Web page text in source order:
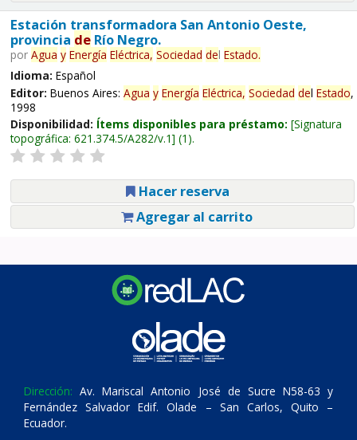
Estación transformadora San Antonio Oeste,
provincia deRío Negro.
por Agua y Energía Eléctrica, Sociedad del Estado.
Idioma: Español
Editor: Buenos Aires: Agua y Energía Eléctrica, Sociedad del Estado,
1998
Disponibilidad: Ítems disponibles para préstamo: Signatura
topográfica: 621.374.5/A282/v.1 (1).
Hacer reserva
Agregar al carrito
Dirección: Av. Mariscal Antonio José de Sucre N58-63 y
Fernández Salvador Edif. Olade – San Carlos, Quito –
Ecuador.